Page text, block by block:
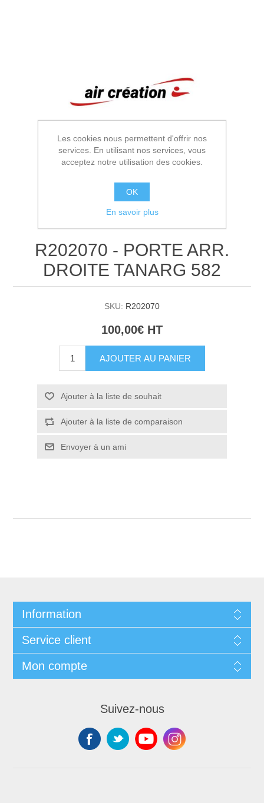
R202070 - PORTE ARR.
DROITE TANARG 582
SKU: R202070
100,00€ HT
AJOUTER AU PANIER
Ajouter à la liste de souhait
Ajouter à la liste de comparaison
Envoyer à un ami
Information
Service client
Mon compte
Suivez-nous
Les cookies nous permettent d'offrir nos
services. En utilisant nos services, vous
acceptez notre utilisation des cookies.
OK
En savoir plus